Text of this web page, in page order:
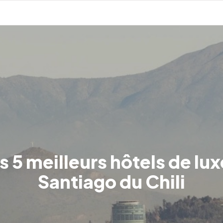
5 meilleurs hôtels de
Santiago du Chili